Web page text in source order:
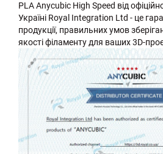
PLA Anycubic High Speed від
Україні Royal Integration Ltd - це
продукції, правильних умов
якості філаменту для ваших 3D-